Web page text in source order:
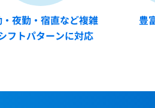
・夜勤・宿直など複雑
フトパターンに対応
豊